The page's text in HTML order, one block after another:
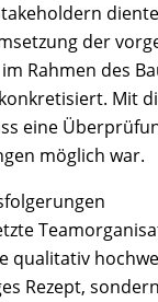
der
Rahmen des
Mit
eine
möglich war.
qualitativ
Rezept,